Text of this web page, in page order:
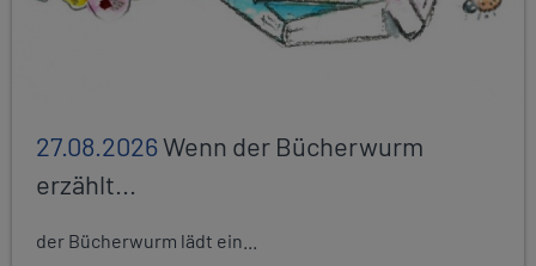
27.08.2026Wenn der Bücherwurm
erzählt...
der Bücherwurm lädt ein...